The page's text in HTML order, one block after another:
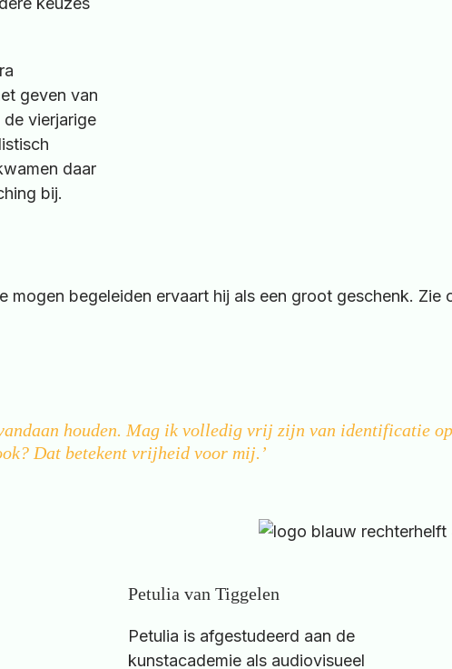
geven van
vierjarige
daar
bij.
mogen begeleiden ervaart hij als een groot geschenk. Zie
houden. Mag ik volledig vrij zijn van identificatie
Dat betekent vrijheid voor mij.’
Petulia van Tiggelen
Petulia is afgestudeerd aan de
kunstacademie als audiovisueel